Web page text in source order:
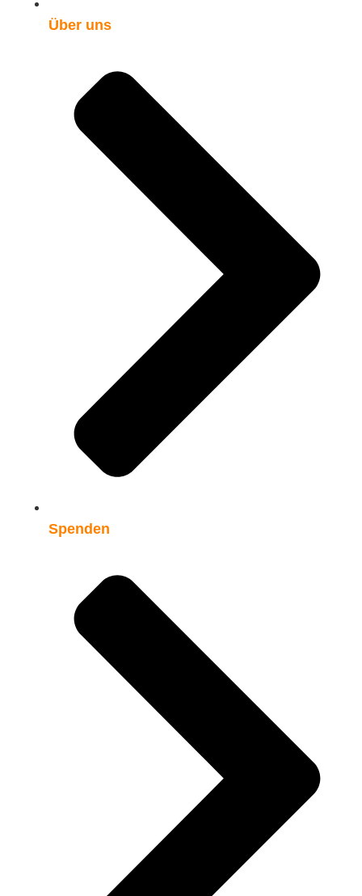
Über uns
Spenden